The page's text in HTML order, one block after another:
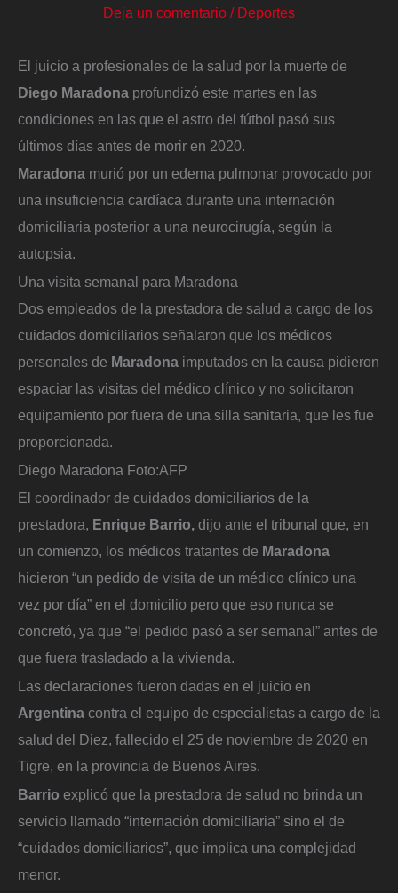
Deja un comentario / Deportes
El juicio a profesionales de la salud por la muerte de
Diego Maradona profundizó este martes en las
condiciones en las que el astro del fútbol pasó sus
últimos días antes de morir en 2020.
Maradona murió por un edema pulmonar provocado por
una insuficiencia cardíaca durante una internación
domiciliaria posterior a una neurocirugía, según la
autopsia.
Una visita semanal para Maradona
Dos empleados de la prestadora de salud a cargo de los
cuidados domiciliarios señalaron que los médicos
personales de Maradona imputados en la causa pidieron
espaciar las visitas del médico clínico y no solicitaron
equipamiento por fuera de una silla sanitaria, que les fue
proporcionada.
Diego Maradona Foto:AFP
El coordinador de cuidados domiciliarios de la
prestadora, Enrique Barrio, dijo ante el tribunal que, en
un comienzo, los médicos tratantes de Maradona
hicieron “un pedido de visita de un médico clínico una
vez por día” en el domicilio pero que eso nunca se
concretó, ya que “el pedido pasó a ser semanal” antes de
que fuera trasladado a la vivienda.
Las declaraciones fueron dadas en el juicio en
Argentina contra el equipo de especialistas a cargo de la
salud del Diez, fallecido el 25 de noviembre de 2020 en
Tigre, en la provincia de Buenos Aires.
Barrio explicó que la prestadora de salud no brinda un
servicio llamado “internación domiciliaria” sino el de
“cuidados domiciliarios”, que implica una complejidad
menor.